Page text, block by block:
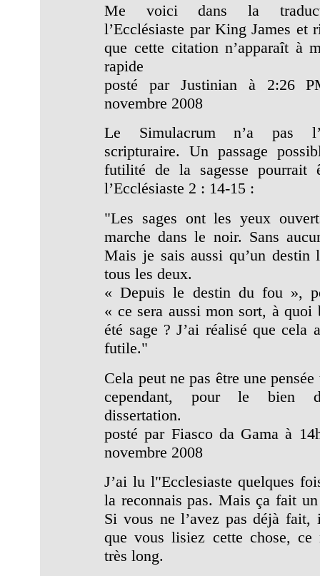
Me voici dans la
l’Ecclésiaste par King James et
que cette citation n’apparaît à
rapide
posté par Justinian à 2:26
novembre 2008
Le Simulacrum n’a pas
scripturaire. Un passage
futilité de la sagesse pourrait
l’Ecclésiaste 2 : 14-15 :
"Les sages ont les yeux
marche dans le noir. Sans
Mais je sais aussi qu’un destin
tous les deux.
« Depuis le destin du fou »,
« ce sera aussi mon sort, à quoi
été sage ? J’ai réalisé que cela
futile."
Cela peut ne pas être une
cependant, pour le bien
dissertation.
posté par Fiasco da Gama à
novembre 2008
J’ai lu l"Ecclesiaste quelques
la reconnais pas. Mais ça fait
Si vous ne l’avez pas déjà fait,
que vous lisiez cette chose, ce
très long.